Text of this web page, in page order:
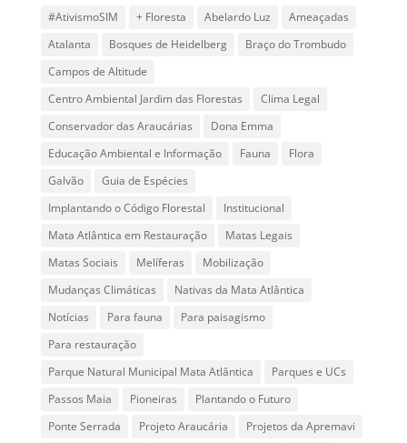
#AtivismoSIM + Floresta Abelardo Luz
Ameaçadas
Atalanta
Bosques de Heidelberg
Braço do Trombudo
Campos de Altitude
Centro Ambiental Jardim das Florestas
Clima Legal
Conservador das Araucárias
Dona Emma
Educação Ambiental e Informação
Fauna
Flora
Galvão
Guia de Espécies
Implantando o Código Florestal
Institucional
Mata Atlântica em Restauração
Matas Legais
Matas Sociais
Melíferas
Mobilização
Mudanças Climáticas
Nativas da Mata Atlântica
Notícias
Para fauna
Para paisagismo
Para restauração
Parque Natural Municipal Mata Atlântica
Parques e UCs
Passos Maia
Pioneiras
Plantando o Futuro
Ponte Serrada
Projeto Araucária
Projetos da Apremavi